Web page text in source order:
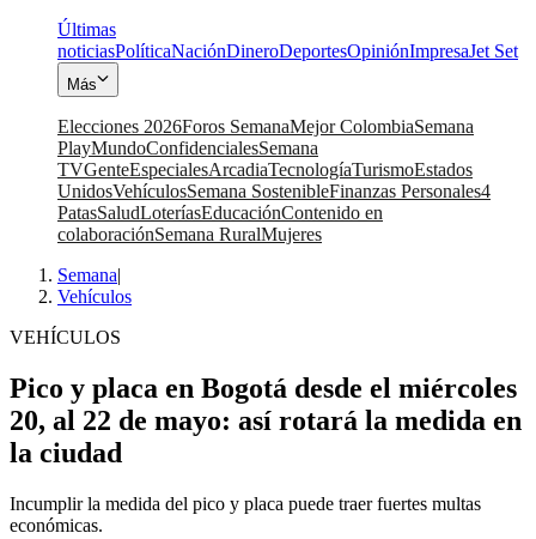
Últimas
noticiasPolíticaNaciónDineroDeportesOpiniónImpresaJet Set
Más
Elecciones 2026Foros SemanaMejor ColombiaSemana
PlayMundoConfidencialesSemana
TVGenteEspecialesArcadiaTecnologíaTurismoEstados
UnidosVehículosSemana SostenibleFinanzas Personales4
PatasSaludLoteríasEducaciónContenido en
colaboraciónSemana RuralMujeres
Semana|
Vehículos
VEHÍCULOS
Pico y placa en Bogotá desde el miércoles
20, al 22 de mayo: así rotará la medida en
la ciudad
Incumplir la medida del pico y placa puede traer fuertes multas
económicas.